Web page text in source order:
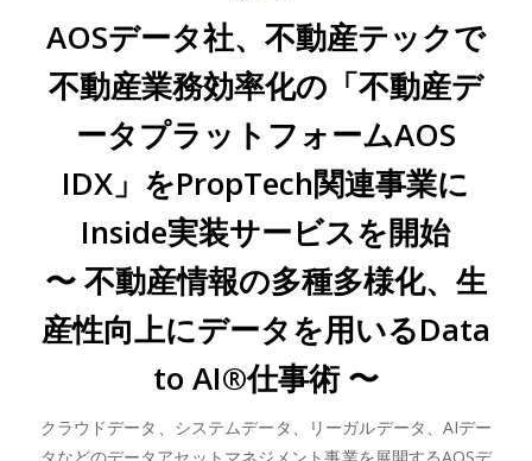
AOSデータ社、不動産テックで
不動産業務効率化の「不動産デ
ータプラットフォームAOS
IDX」をPropTech関連事業に
Inside実装サービスを開始
〜 不動産情報の多種多様化、生
産性向上にデータを用いるData
to AI®︎仕事術 〜
クラウドデータ、システムデータ、リーガルデータ、AIデー